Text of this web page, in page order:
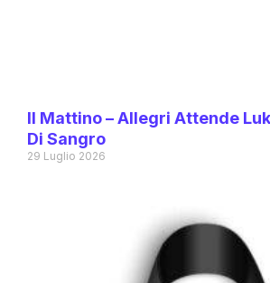
Il Mattino – Allegri Attende
Di Sangro
29 Luglio 2026